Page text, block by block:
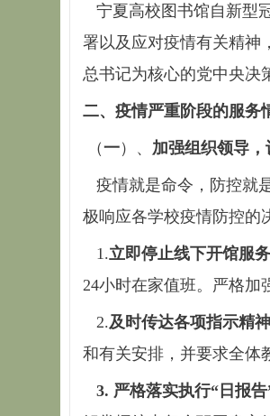
宁夏高校图书馆自新型
署以及应对疫情有关精神
总书记为核心的党中央决
二、疫情严重阶段的服务
（一）、 加强组织领导
疫情就是命令，防控就
极响应各学校疫情防控的
1.立即停止线下开馆服
24小时在家值班。严格加
2.及时传达各项指示精神
和有关安排，并要求全体
3. 严格落实执行“日报告